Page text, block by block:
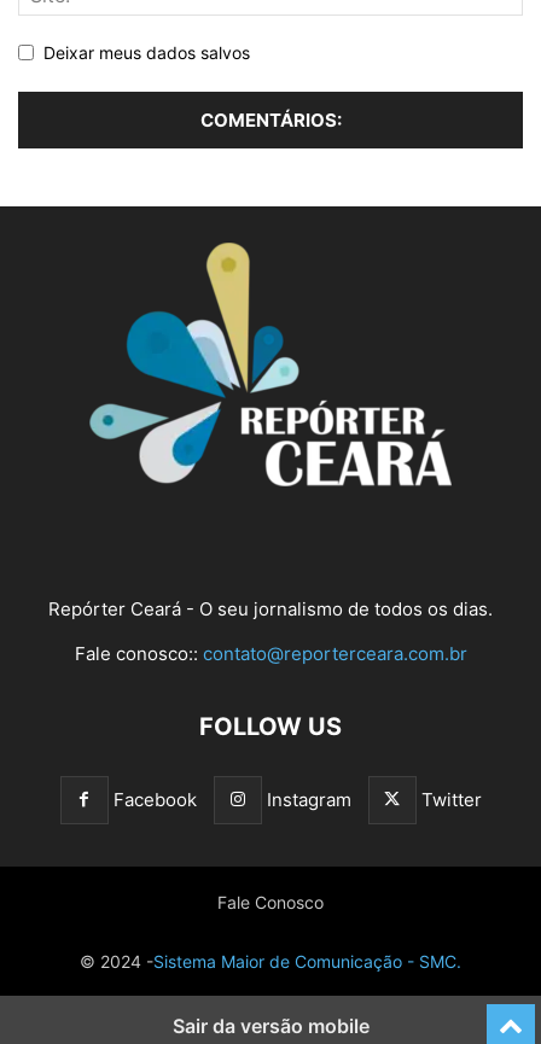
Deixar meus dados salvos
Repórter Ceará - O seu jornalismo de todos os dias.
Fale conosco:: contato@reporterceara.com.br
FOLLOW US
Facebook Instagram Twitter
Fale Conosco
© 2024 -Sistema Maior de Comunicação - SMC.
Sair da versão mobile